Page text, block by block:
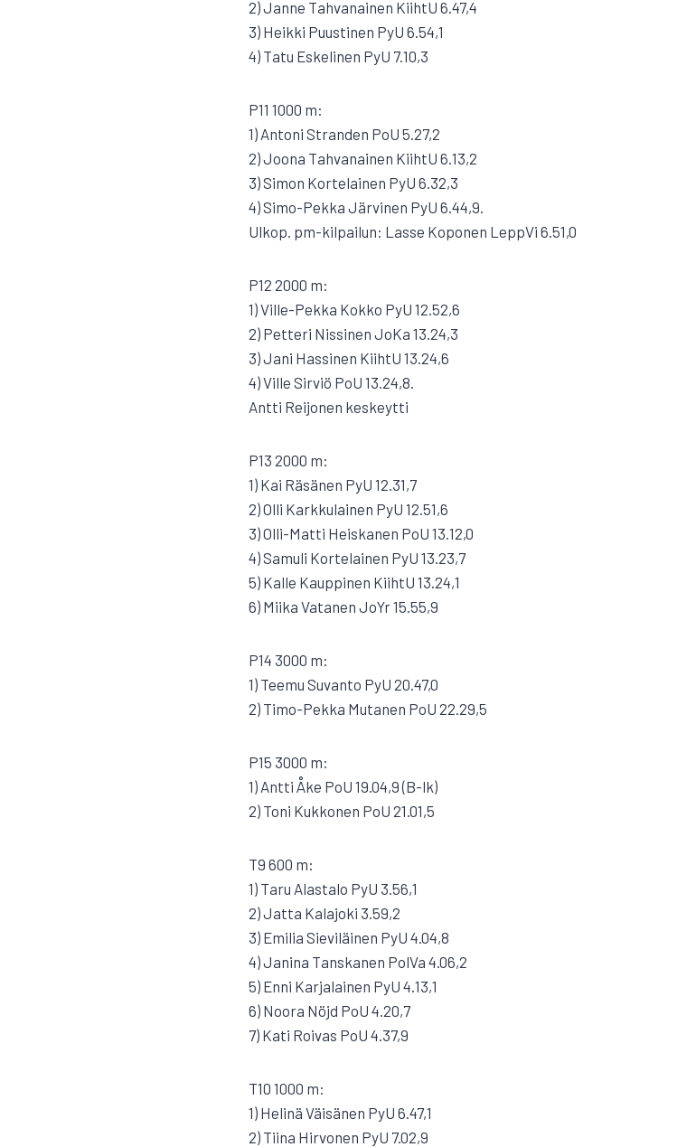
2) Janne Tahvanainen KiihtU 6.47,4
3) Heikki Puustinen PyU 6.54,1
4) Tatu Eskelinen PyU 7.10,3
P11 1000 m:
1) Antoni Stranden PoU 5.27,2
2) Joona Tahvanainen KiihtU 6.13,2
3) Simon Kortelainen PyU 6.32,3
4) Simo-Pekka Järvinen PyU 6.44,9.
Ulkop. pm-kilpailun: Lasse Koponen LeppVi 6.51,0
P12 2000 m:
1) Ville-Pekka Kokko PyU 12.52,6
2) Petteri Nissinen JoKa 13.24,3
3) Jani Hassinen KiihtU 13.24,6
4) Ville Sirviö PoU 13.24,8.
Antti Reijonen keskeytti
P13 2000 m:
1) Kai Räsänen PyU 12.31,7
2) Olli Karkkulainen PyU 12.51,6
3) Olli-Matti Heiskanen PoU 13.12,0
4) Samuli Kortelainen PyU 13.23,7
5) Kalle Kauppinen KiihtU 13.24,1
6) Miika Vatanen JoYr 15.55,9
P14 3000 m:
1) Teemu Suvanto PyU 20.47,0
2) Timo-Pekka Mutanen PoU 22.29,5
P15 3000 m:
1) Antti Åke PoU 19.04,9 (B-lk)
2) Toni Kukkonen PoU 21.01,5
T9 600 m:
1) Taru Alastalo PyU 3.56,1
2) Jatta Kalajoki 3.59,2
3) Emilia Sieviläinen PyU 4.04,8
4) Janina Tanskanen PolVa 4.06,2
5) Enni Karjalainen PyU 4.13,1
6) Noora Nöjd PoU 4.20,7
7) Kati Roivas PoU 4.37,9
T10 1000 m:
1) Helinä Väisänen PyU 6.47,1
2) Tiina Hirvonen PyU 7.02,9